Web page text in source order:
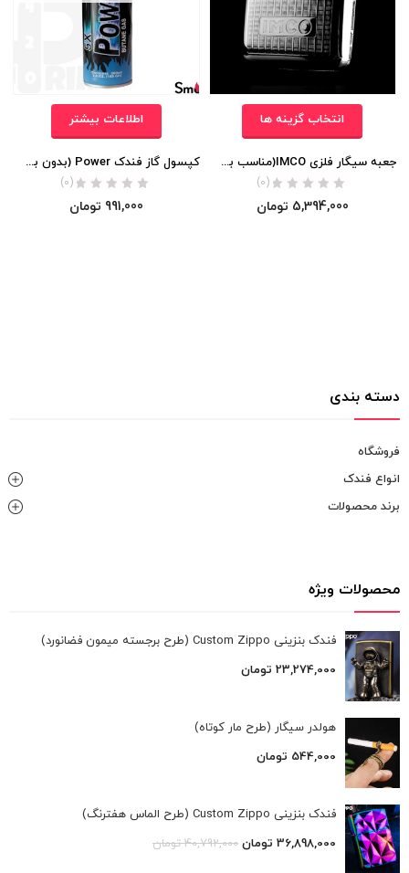
انتخاب گزینه ها
جعبه سیگار فلزی IMCO(مناسب برای سایز رگولار) اورجینال
(0)
5,394,000 تومان
اطلاعات بیشتر
کپسول گاز فندک Power (بدون بو 300ml)
(0)
991,000 تومان
دسته بندی
فروشگاه
انواع فندک
برند محصولات
محصولات ویژه
فندک بنزینی Custom Zippo (طرح برجسته میمون فضانورد)
23,274,000 تومان
هولدر سیگار (طرح مار کوتاه)
544,000 تومان
فندک بنزینی Custom Zippo (طرح الماس هفترنگ)
36,898,000 تومان 40,792,000 تومان